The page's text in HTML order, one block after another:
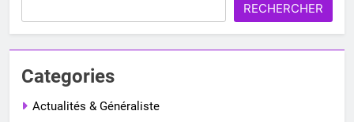
RECHERCHER
Categories
Actualités & Généraliste